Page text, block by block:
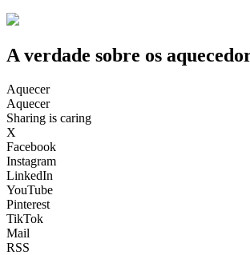
A verdade sobre os
Aquecer
Aquecer
Sharing is caring
X
Facebook
Instagram
LinkedIn
YouTube
Pinterest
TikTok
Mail
RSS